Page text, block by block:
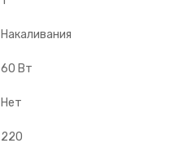
Накаливания
60 Вт
Нет
220